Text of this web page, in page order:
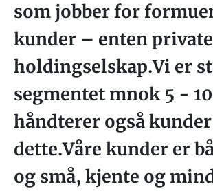
som jobber for
kunder – enten
holdingselskap.Vi er
segmentet mnok 5 -
håndterer også
dette.Våre kunder er
og små, kjente og